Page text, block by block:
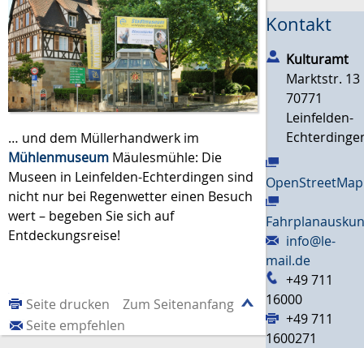
… und dem Müllerhandwerk im
Mühlenmuseum Mäulesmühle: Die
Museen in Leinfelden-Echterdingen sind
nicht nur bei Regenwetter einen Besuch
wert – begeben Sie sich auf
Entdeckungsreise!
Zum Seitenanfang
Seite drucken
Seite empfehlen
Kontakt
Kulturamt
Marktstr. 13
70771
Leinfelden-
OpenStreetMap
info@le-
mail.de
+49 711
16000
+49 711
1600271